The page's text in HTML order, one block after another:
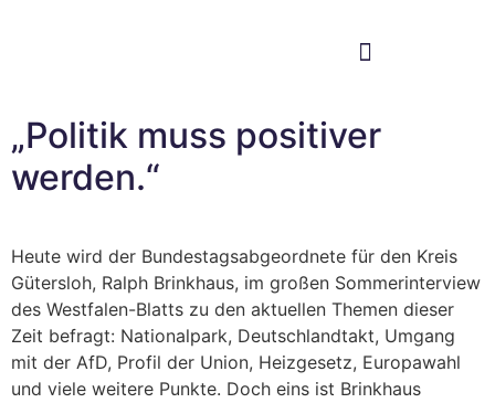
„Politik muss positiver
werden.“
Heute wird der Bundestagsabgeordnete für den Kreis
Gütersloh, Ralph Brinkhaus, im großen Sommerinterview
des Westfalen-Blatts zu den aktuellen Themen dieser
Zeit befragt: Nationalpark, Deutschlandtakt, Umgang
mit der AfD, Profil der Union, Heizgesetz, Europawahl
und viele weitere Punkte. Doch eins ist Brinkhaus